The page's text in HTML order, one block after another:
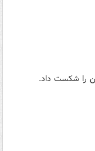
را شکست داد.